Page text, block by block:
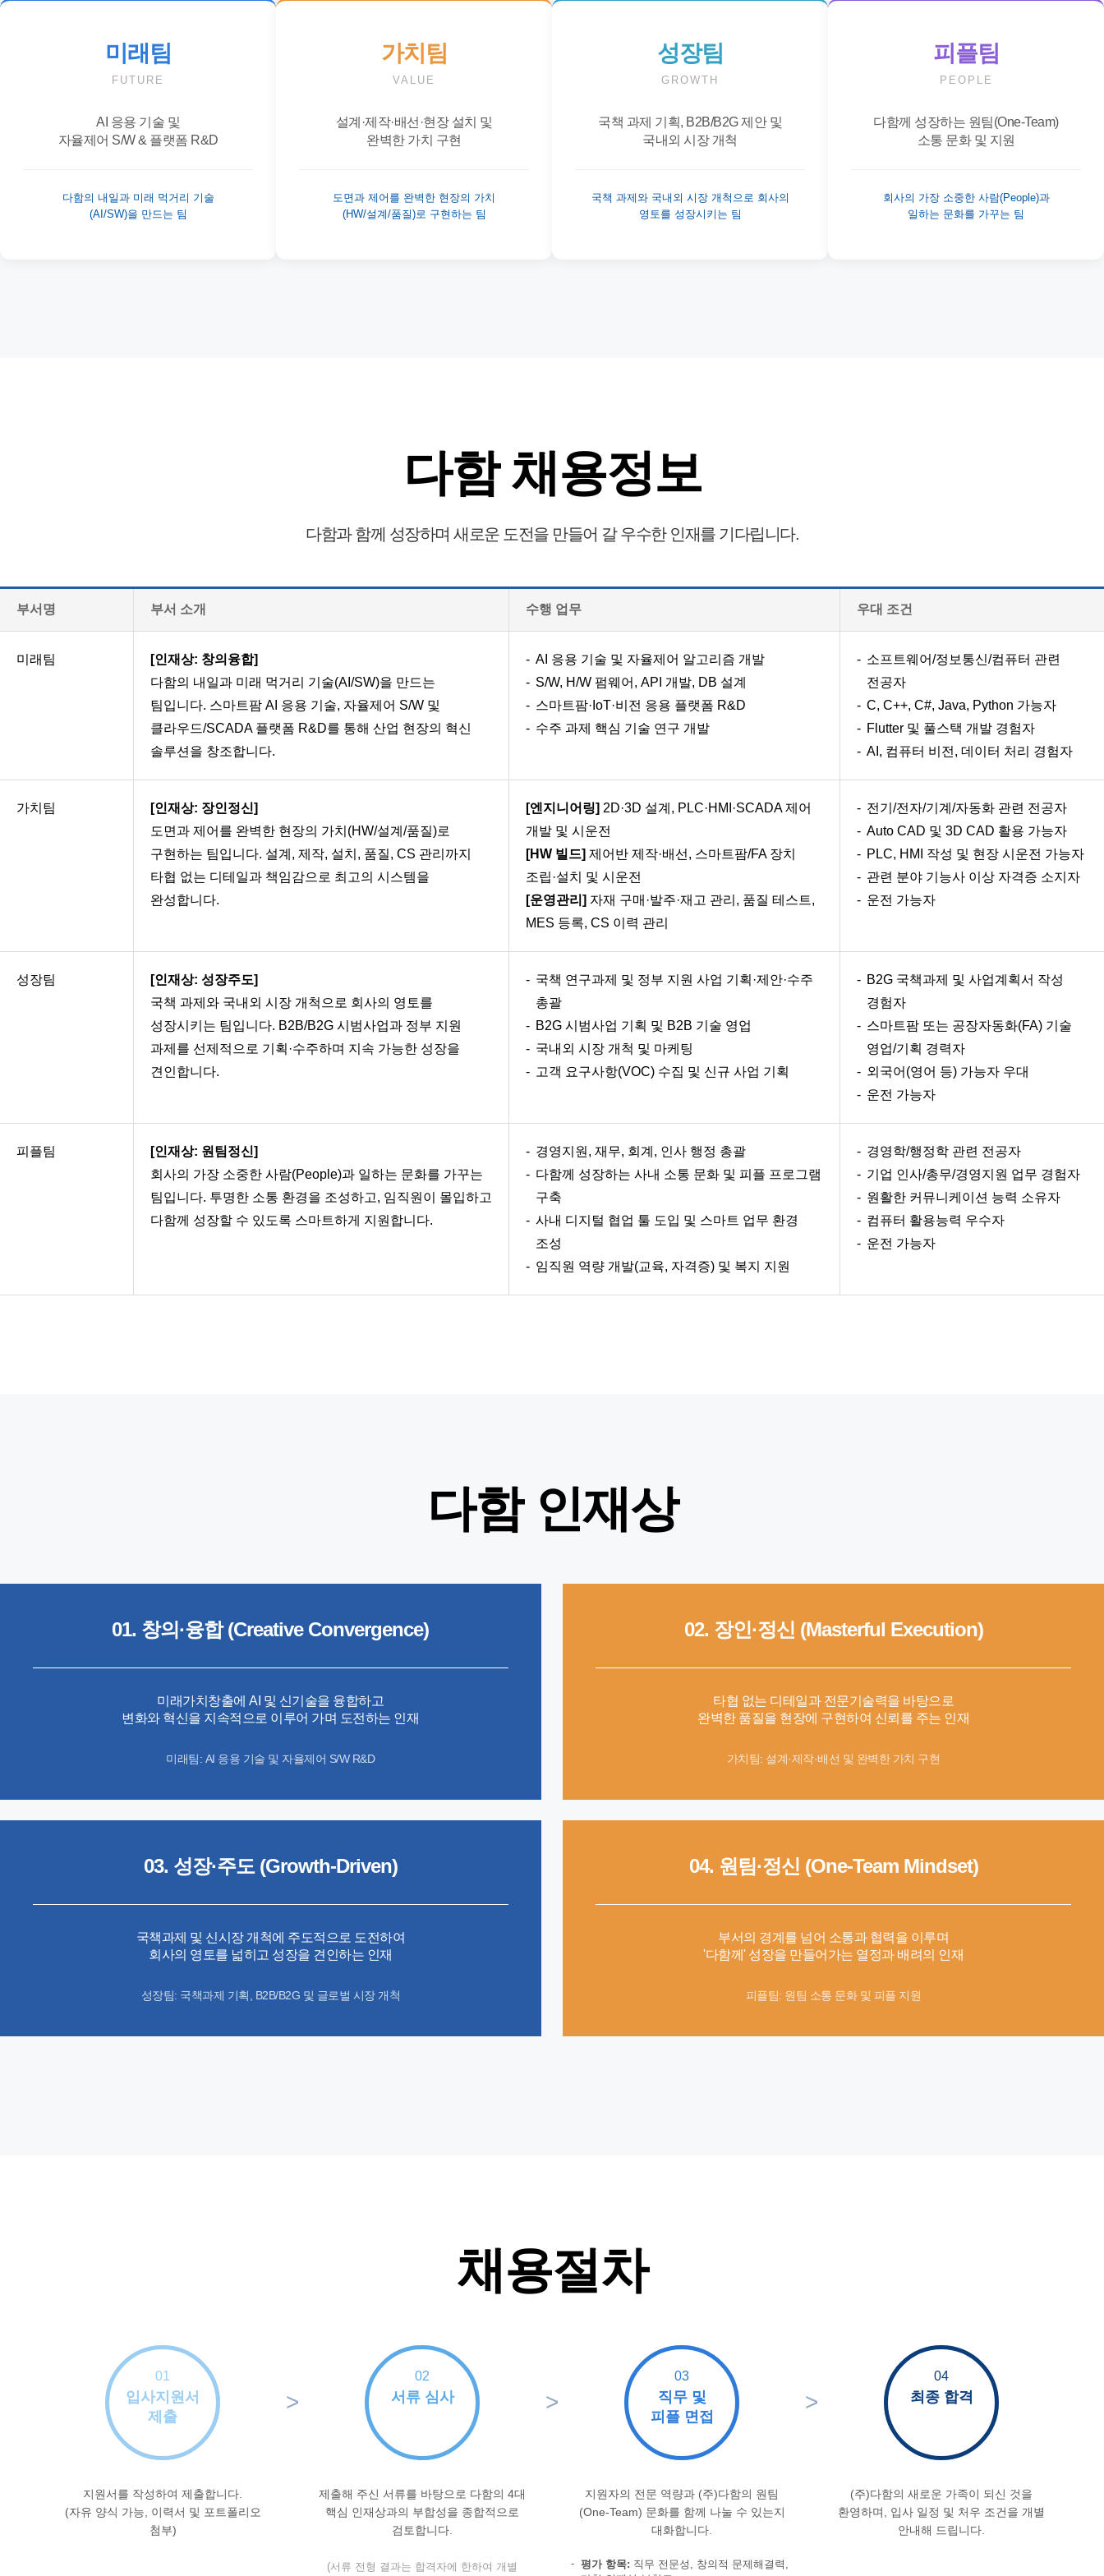
미래팀
FUTURE
AI 응용 기술 및
자율제어 S/W & 플랫폼 R&D
다함의 내일과 미래 먹거리 기술
(AI/SW)을 만드는 팀
가치팀
VALUE
설계·제작·배선·현장 설치 및
완벽한 가치 구현
도면과 제어를 완벽한 현장의 가치
(HW/설계/품질)로 구현하는 팀
성장팀
GROWTH
국책 과제 기획, B2B/B2G 제안 및
국내외 시장 개척
국책 과제와 국내외 시장 개척으로 회사의
영토를 성장시키는 팀
피플팀
PEOPLE
다함께 성장하는 원팀(One-Team)
소통 문화 및 지원
회사의 가장 소중한 사람(People)과
일하는 문화를 가꾸는 팀
다함 채용정보
다함과 함께 성장하며 새로운 도전을 만들어 갈 우수한 인재를 기다립니다.
부서명 부서 소개 수행 업무 우대 조건
미래팀
[인재상: 창의융합]
다함의 내일과 미래 먹거리 기술(AI/SW)을 만드는
팀입니다. 스마트팜 AI 응용 기술, 자율제어 S/W 및
클라우드/SCADA 플랫폼 R&D를 통해 산업 현장의 혁신
솔루션을 창조합니다.
AI 응용 기술 및 자율제어 알고리즘 개발
S/W, H/W 펌웨어, API 개발, DB 설계
스마트팜·IoT·비전 응용 플랫폼 R&D
수주 과제 핵심 기술 연구 개발
소프트웨어/정보통신/컴퓨터 관련
전공자
C, C++, C#, Java, Python 가능자
Flutter 및 풀스택 개발 경험자
AI, 컴퓨터 비전, 데이터 처리 경험자
가치팀
[인재상: 장인정신]
도면과 제어를 완벽한 현장의 가치(HW/설계/품질)로
구현하는 팀입니다. 설계, 제작, 설치, 품질, CS 관리까지
타협 없는 디테일과 책임감으로 최고의 시스템을
완성합니다.
[엔지니어링] 2D·3D 설계, PLC·HMI·SCADA 제어
개발 및 시운전
[HW 빌드] 제어반 제작·배선, 스마트팜/FA 장치
조립·설치 및 시운전
[운영관리] 자재 구매·발주·재고 관리, 품질 테스트,
MES 등록, CS 이력 관리
전기/전자/기계/자동화 관련 전공자
Auto CAD 및 3D CAD 활용 가능자
PLC, HMI 작성 및 현장 시운전 가능자
관련 분야 기능사 이상 자격증 소지자
운전 가능자
성장팀
[인재상: 성장주도]
국책 과제와 국내외 시장 개척으로 회사의 영토를
성장시키는 팀입니다. B2B/B2G 시범사업과 정부 지원
과제를 선제적으로 기획·수주하며 지속 가능한 성장을
견인합니다.
국책 연구과제 및 정부 지원 사업 기획·제안·수주
총괄
B2G 시범사업 기획 및 B2B 기술 영업
국내외 시장 개척 및 마케팅
고객 요구사항(VOC) 수집 및 신규 사업 기획
B2G 국책과제 및 사업계획서 작성
경험자
스마트팜 또는 공장자동화(FA) 기술
영업/기획 경력자
외국어(영어 등) 가능자 우대
운전 가능자
피플팀
[인재상: 원팀정신]
회사의 가장 소중한 사람(People)과 일하는 문화를 가꾸는
팀입니다. 투명한 소통 환경을 조성하고, 임직원이 몰입하고
다함께 성장할 수 있도록 스마트하게 지원합니다.
경영지원, 재무, 회계, 인사 행정 총괄
다함께 성장하는 사내 소통 문화 및 피플 프로그램
구축
사내 디지털 협업 툴 도입 및 스마트 업무 환경
조성
임직원 역량 개발(교육, 자격증) 및 복지 지원
경영학/행정학 관련 전공자
기업 인사/총무/경영지원 업무 경험자
원활한 커뮤니케이션 능력 소유자
컴퓨터 활용능력 우수자
운전 가능자
다함 인재상
01. 창의·융합(Creative Convergence)
미래가치창출에 AI 및 신기술을 융합하고
변화와 혁신을 지속적으로 이루어 가며 도전하는 인재
미래팀: AI 응용 기술 및 자율제어 S/W R&D
02. 장인·정신 (Masterful Execution)
타협 없는 디테일과 전문기술력을 바탕으로
완벽한 품질을 현장에 구현하여 신뢰를 주는 인재
가치팀: 설계·제작·배선 및 완벽한 가치 구현
03. 성장·주도 (Growth-Driven)
국책과제 및 신시장 개척에 주도적으로 도전하여
회사의 영토를 넓히고 성장을 견인하는 인재
성장팀: 국책과제 기획, B2B/B2G 및 글로벌 시장 개척
04. 원팀·정신 (One-Team Mindset)
부서의 경계를 넘어 소통과 협력을 이루며
'다함께' 성장을 만들어가는 열정과 배려의 인재
피플팀: 원팀 소통 문화 및 피플 지원
채용절차
01
입사지원서
제출
지원서를 작성하여 제출합니다.
(자유 양식 가능, 이력서 및 포트폴리오
첨부)
>
02
서류 심사
제출해 주신 서류를 바탕으로 다함의 4대
핵심 인재상과의 부합성을 종합적으로
검토합니다.
(서류 전형 결과는 합격자에 한하여 개별
>
03
직무 및
피플 면접
지원자의 전문 역량과 (주)다함의 원팀
(One-Team) 문화를 함께 나눌 수 있는지
대화합니다.
평가 항목: 직무 전문성, 창의적 문제해결력,
>
04
최종 합격
(주)다함의 새로운 가족이 되신 것을
환영하며, 입사 일정 및 처우 조건을 개별
안내해 드립니다.